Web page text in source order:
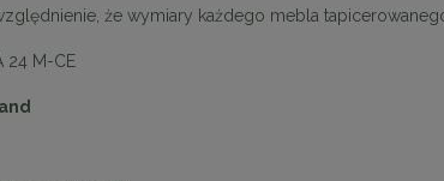
+ kolory
że wymiary każdego mebla
24 M-CE